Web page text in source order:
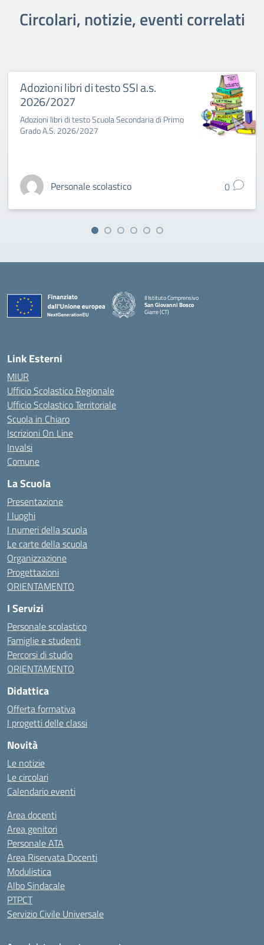
Circolari, notizie, eventi correlati
Adozioni libri di testo SSI a.s.
2026/2027
Adozioni libri di testo Scuola Secondaria di Primo
Grado A.S. 2026/2027
Personale scolastico 0
II Istituto Comprensivo
San Giovanni Bosco
Giarre (CT)
Link Esterni
MIUR
Ufficio Scolastico Regionale
Ufficio Scolastico Territoriale
Scuola in Chiaro
Iscrizioni On Line
Invalsi
Comune
La Scuola
Presentazione
I luoghi
I numeri della scuola
Le carte della scuola
Organizzazione
Progettazioni
ORIENTAMENTO
I Servizi
Personale scolastico
Famiglie e studenti
Percorsi di studio
ORIENTAMENTO
Didattica
Offerta formativa
I progetti delle classi
Novità
Le notizie
Le circolari
Calendario eventi
Area docenti
Area genitori
Personale ATA
Area Riservata Docenti
Modulistica
Albo Sindacale
PTPCT
Servizio Civile Universale